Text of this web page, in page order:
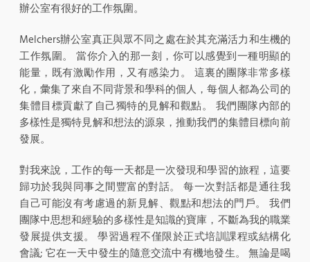
辦公室有很好的工作氛圍。
Melchers辦公室真正與眾不同之處在於其充滿活力和生機的
工作氛圍。 當你介入的那一刻，你可以感覺到一種明顯的
能量，既有激勵作用，又有感染力。 這裏的團隊非常多樣
化，彙集了來自不同背景和學科的個人，每個人都為公司的
集體目標貢獻了自己獨特的見解和觀點。 我們團隊內部的
多樣性是獨特見解和想法的源泉，推動我們的集體目標向前
發展。
對我來說，工作的每一天都是一次發現和學習的旅程，這要
歸功於我與同事之間豐富的對話。 每一次對話都是通往我
自己可能沒有考慮過的新見解、觀點和想法的門戶。 我們
團隊中思想和經驗的多樣性是知識的寶庫，不斷為我的職業
發展提供支援。 學習過程不僅限於正式培訓課程或結構化
會議; 它在一天中發生的隨意交流中有機地發生。 無論是喝